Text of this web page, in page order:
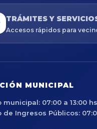
TRÁMITES Y
Accesos rápidos para
MUNICIPAL
municipal: 07:00 a 13:00
de Ingresos Públicos: